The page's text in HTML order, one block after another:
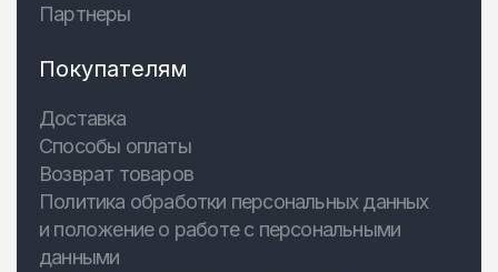
Партнеры
Покупателям
Доставка
Способы оплаты
Возврат товаров
Политика обработки персональных данных
и положение о работе с персональными
данными